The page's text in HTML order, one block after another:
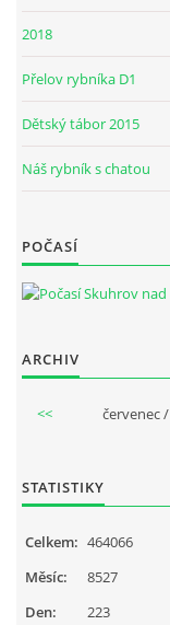
2018
Přelov rybníka D1
Dětský tábor 2015
Náš rybník s chatou
POČASÍ
ARCHIV
<< červenec /
STATISTIKY
Celkem: 464066
Měsíc:
8527
Den:
223